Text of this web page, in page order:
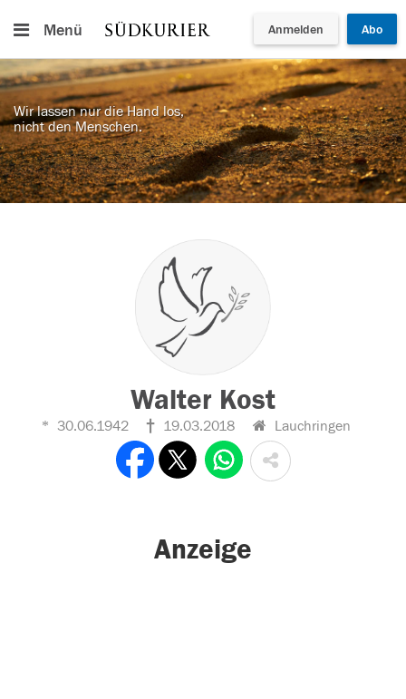
Menü Anmelden Abo
Wir lassen nur die Hand los,
nicht den Menschen.
Walter Kost
30.06.1942 19.03.2018 Lauchringen
Anzeige